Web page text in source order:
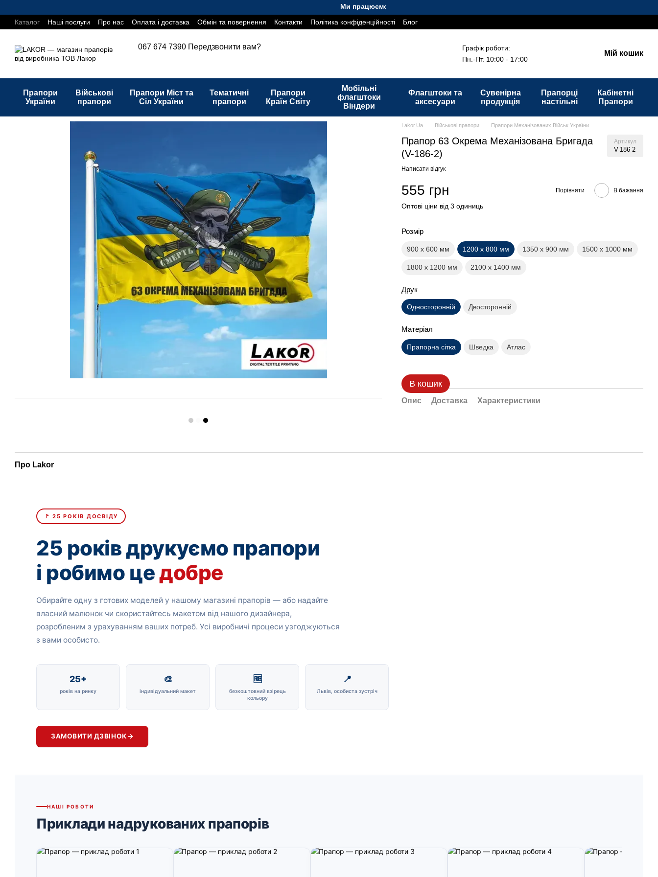
Ми працюємо. Все буде Україна!
Каталог
Наші послуги Про нас Оплата і доставка Обмін та повернення Контакти Політика конфіденційності Блог
067 674 7390 Передзвонити вам?
Графік роботи:
Пн.-Пт. 10:00 - 17:00
Мій кошик
Прапори
України
Військові
прапори
Прапори Міст та
Сіл України
Тематичні
прапори
Прапори
Країн Світу
Мобільні
флагштоки
Віндери
Флагштоки та
аксесуари
Сувенірна
продукція
Прапорці
настільні
Кабінетні
Прапори
Lakor.Ua Військові прапори Прапори Механізованих Військ України
Прапор 63 Окрема Механізована Бригада
(V-186-2)
Артикул
V-186-2
Написати відгук
555 грн Порівняти В бажання
Оптові ціни від 3 одиниць
Розмір
900 х 600 мм 1200 х 800 мм 1350 х 900 мм 1500 х 1000 мм
1800 х 1200 мм 2100 х 1400 мм
Друк
Односторонній Двосторонній
Матеріал
Прапорна сітка Шведка Атлас
В кошик
Опис Доставка Характеристики
Про Lakor
🚩 25 РОКІВ ДОСВІДУ
25 років друкуємо прапори
і робимо цедобре
Обирайте одну з готових моделей у нашому магазині прапорів — або надайте
власний малюнок чи скористайтесь макетом від нашого дизайнера,
розробленим з урахуванням ваших потреб. Усі виробничі процеси узгоджуються
з вами особисто.
25+
років на ринку
🎨
індивідуальний макет
🆓
безкоштовний взірець
кольору
📍
Львів, особиста зустріч
ЗАМОВИТИ ДЗВІНОК→
НАШІ РОБОТИ
Приклади надрукованих прапорів